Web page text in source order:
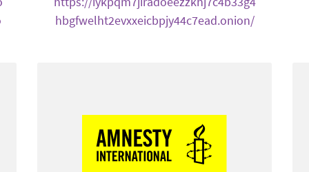
hbgfwelht2evxxeicbpjy44c7ead.onion/